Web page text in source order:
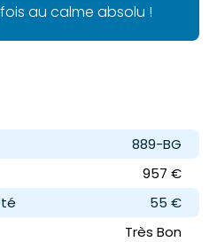
au calme absolu !
889-BG
957 €
55 €
Très Bon